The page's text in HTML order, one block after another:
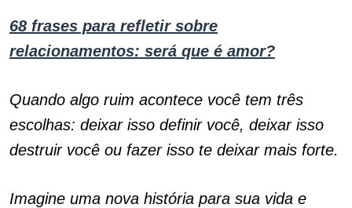
68 frases para refletir sobre
relacionamentos: será que é amor?
Quando algo ruim acontece você tem três
escolhas: deixar isso definir você, deixar isso
destruir você ou fazer isso te deixar mais forte.
Imagine uma nova história para sua vida e